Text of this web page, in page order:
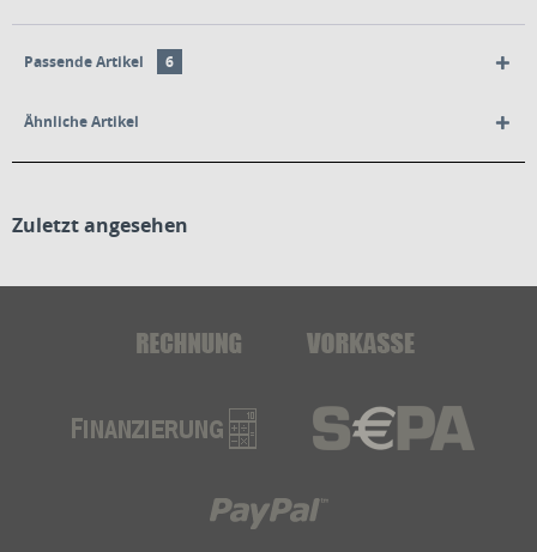
Passende Artikel 6
Ähnliche Artikel
Zuletzt angesehen